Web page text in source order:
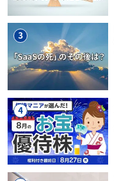
3
4